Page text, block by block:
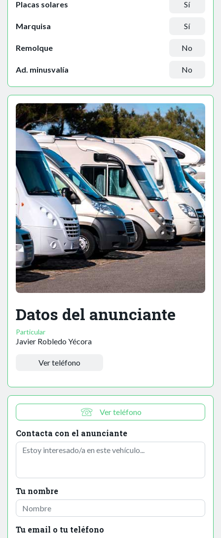
Placas solares Sí
Marquisa Sí
Remolque No
Ad. minusvalía No
Datos del anunciante
Particular
Javier Robledo Yécora
Ver teléfono
Ver teléfono
Contacta con el anunciante
Tu nombre
Tu email o tu teléfono